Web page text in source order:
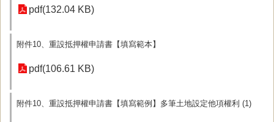
pdf(132.04 KB)
附件10、重設抵押權申請書【填寫範本】
pdf(106.61 KB)
附件10、重設抵押權申請書【填寫範例】多筆土地設定他項權利 (1)